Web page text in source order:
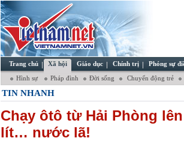
Trang chủ Xã hội Giáo dục Chính trị Phóng sự
Hình sự Pháp đình Đời sống Chuyển động trẻ
TIN NHANH
Chạy ôtô từ Hải Phòng
lít… nước lã!